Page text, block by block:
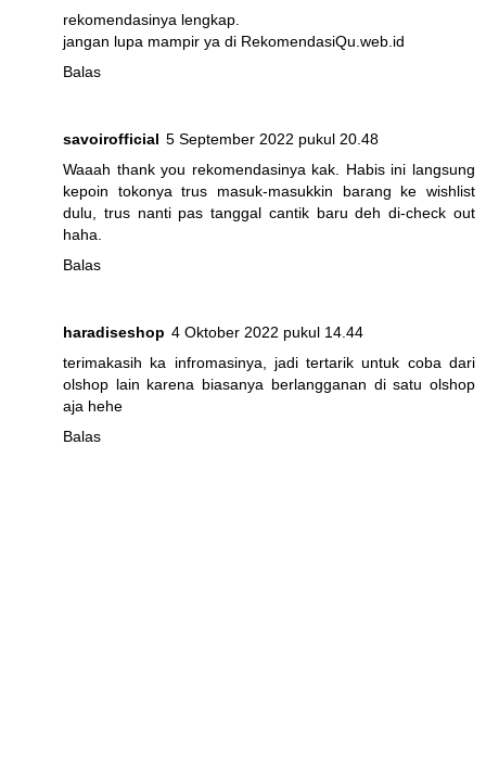
rekomendasinya lengkap.
jangan lupa mampir ya di RekomendasiQu.web.id
Balas
savoirofficial 5 September 2022 pukul 20.48
Waaah thank you rekomendasinya kak. Habis ini langsung
kepoin tokonya trus masuk-masukkin barang ke wishlist
dulu, trus nanti pas tanggal cantik baru deh di-check out
haha.
Balas
haradiseshop 4 Oktober 2022 pukul 14.44
terimakasih ka infromasinya, jadi tertarik untuk coba dari
olshop lain karena biasanya berlangganan di satu olshop
aja hehe
Balas